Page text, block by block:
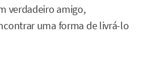
verdadeiro amigo,
uma forma de livrá-lo